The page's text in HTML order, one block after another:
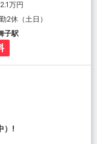
万円
2休（土日）
子駅
）!